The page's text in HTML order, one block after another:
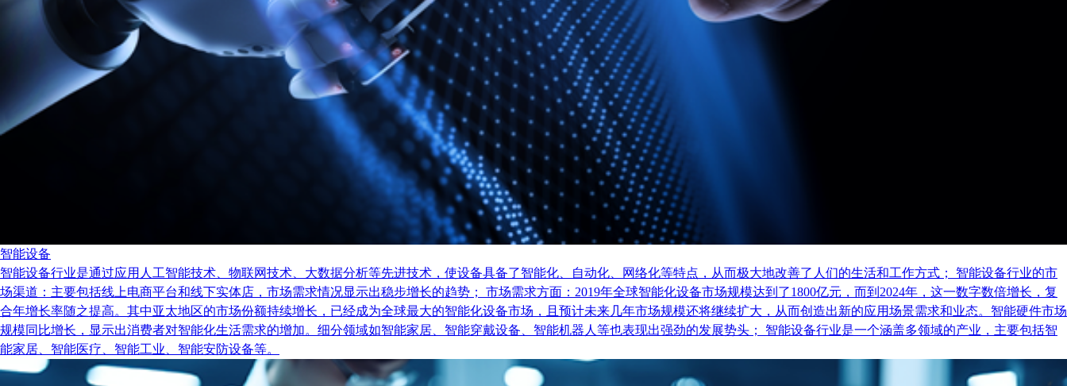
智能设备
智能设备行业是通过应用人工智能技术、物联网技术、大数据分析等先进技术，使设备具备了智能化、自动化、网络化等特点，从而极大地改善了人们的生活和工作方式； 智能设备行业的市
场渠道：主要包括线上电商平台和线下实体店，市场需求情况显示出稳步增长的趋势； 市场需求方面：2019年全球智能化设备市场规模达到了1800亿元，而到2024年，这一数字数倍增长，复
合年增长率随之提高。其中亚太地区的市场份额持续增长，已经成为全球最大的智能化设备市场，且预计未来几年市场规模还将继续扩大，从而创造出新的应用场景需求和业态。智能硬件市场
规模同比增长，显示出消费者对智能化生活需求的增加。细分领域如智能家居、智能穿戴设备、智能机器人等也表现出强劲的发展势头； 智能设备行业是一个涵盖多领域的产业，主要包括智
能家居、智能医疗、智能工业、智能安防设备等。